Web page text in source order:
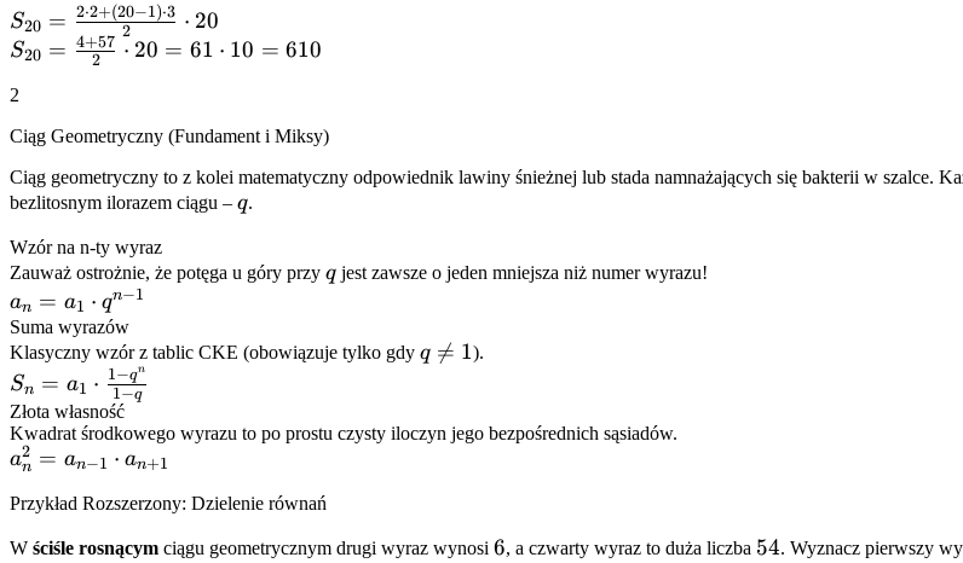
8
S_{20}
=
\cdot 2
+ (20-
\cdot
3}{2}
\cdot
20
S20 = 2
2⋅2+(20−1)⋅3 ⋅ 20
S_{20}
\frac{4
+ 57}
\cdot
20 =
61
\cdot
10 =
610
S20 = 2
4+57 ⋅ 20 = 61 ⋅ 10 = 610
2
Ciąg Geometryczny (Fundament i Miksy)
Ciąg geometryczny to z kolei matematyczny odpowiednik lawiny śnieżnej lub stada namnażających się bakterii w szalce.
bezlitosnym ilorazem ciągu – q
q.
Wzór na n-ty wyraz
Zauważ ostrożnie, że potęga u góry przy q
qjest zawsze o jeden mniejsza niż numer wyrazu!
a_n
=
a_1
\cdot
q^{n-
1}
an = a1 ⋅ qn−1
Suma wyrazów
Klasyczny wzór z tablic CKE (obowiązuje tylko gdy q
q 
= 1).
S_n =
a_1
\cdot
\frac{1
- q^n}
{1 - q}
Sn = a1 ⋅ 1−q
1−qn
Złota własność
Kwadrat środkowego wyrazu to po prostu czysty iloczyn jego bezpośrednich sąsiadów.
a_n^2 =
\cdot
a_{n+1}
an
2 = an−1 ⋅ an+1
Przykład Rozszerzony: Dzielenie równań
W ściśle rosnącym ciągu geometrycznym drugi wyraz wynosi 6
6, a czwarty wyraz to duża liczba 54
54. Wyznacz pierwszy